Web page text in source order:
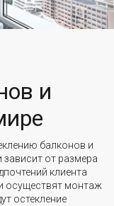
и
балконов и
от размера
клиента
осуществят монтаж
остекление